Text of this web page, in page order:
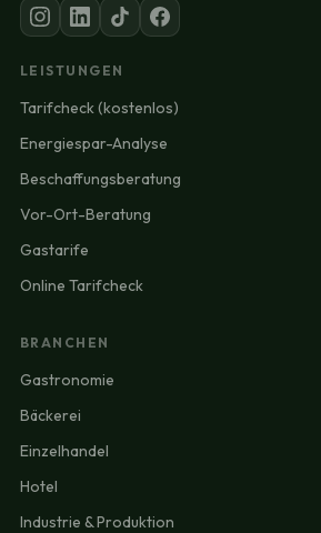
LEISTUNGEN
Tarifcheck (kostenlos)
Energiespar-Analyse
Beschaffungsberatung
Vor-Ort-Beratung
Gastarife
Online Tarifcheck
BRANCHEN
Gastronomie
Bäckerei
Einzelhandel
Hotel
Industrie & Produktion